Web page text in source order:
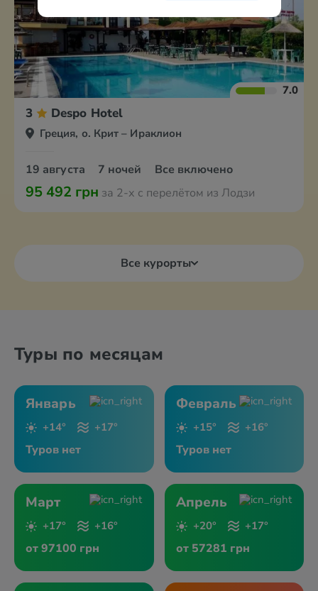
7.0
3 Despo Hotel
Греция, о. Крит – Ираклион
19 августа 7 ночей Все включено
95 492 грн за 2-х с перелётом из Лодзи
Все курорты
Туры по месяцам
Январь
+14° +17°
Туров нет
Февраль
+15° +16°
Туров нет
Март
+17° +16°
от 97100 грн
Апрель
+20° +17°
от 57281 грн